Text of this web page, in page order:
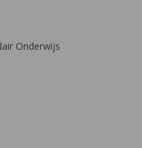
Onderwijs